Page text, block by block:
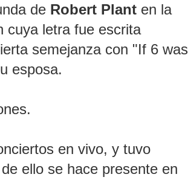
de Robert Plant en la
cuya letra fue escrita
semejanza con "If 6 was
esposa.
en vivo, y tuvo
ello se hace presente en